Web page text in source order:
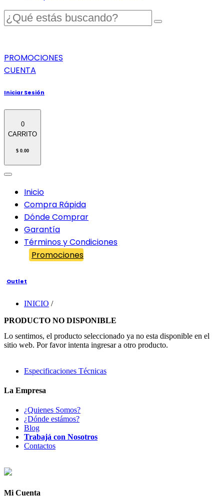
PROMOCIONES
CUENTA
Iniciar Sesión
0
CARRITO
$ 0.00
Inicio
Compra Rápida
Dónde Comprar
Garantía
Términos y Condiciones
Promociones
Outlet
INICIO /
PRODUCTO NO DISPONIBLE
Lo sentimos, el producto seleccionado ya no esta disponible en el
sitio web. Por favor intenta ingresar a otro producto.
Especificaciones Técnicas
La Empresa
¿Quienes Somos?
¿Dónde estámos?
Blog
Trabajá con Nosotros
Contactos
Mi Cuenta